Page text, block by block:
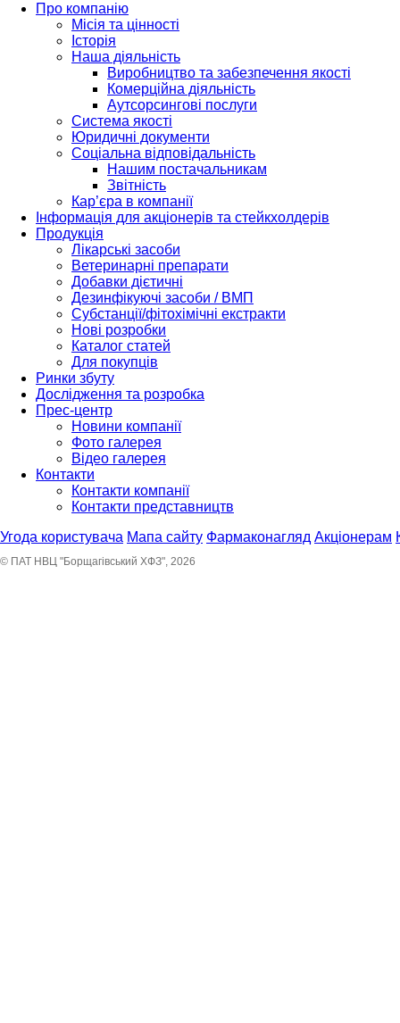
Про компанію
Місія та цінності
Історія
Наша діяльність
Виробництво та забезпечення якості
Комерційна діяльність
Аутсорсингові послуги
Система якості
Юридичні документи
Соціальна відповідальність
Нашим постачальникам
Звітність
Кар’єра в компанії
Інформація для акціонерів та стейкхолдерів
Продукція
Лікарські засоби
Ветеринарні препарати
Добавки дієтичні
Дезинфікуючі засоби / ВМП
Субстанції/фітохімічні екстракти
Нові розробки
Каталог статей
Для покупців
Ринки збуту
Дослідження та розробка
Прес-центр
Новини компанії
Фото галерея
Відео галерея
Контакти
Контакти компанії
Контакти представництв
Угода користувача Мапа сайту Фармаконагляд Акціонерам
© ПАТ НВЦ "Борщагівський ХФЗ", 2026